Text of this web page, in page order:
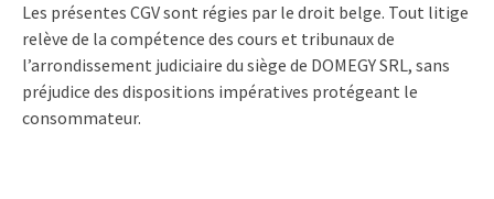
Les présentes CGV sont régies par le droit belge. Tout litige
relève de la compétence des cours et tribunaux de
l’arrondissement judiciaire du siège de DOMEGY SRL, sans
préjudice des dispositions impératives protégeant le
consommateur.